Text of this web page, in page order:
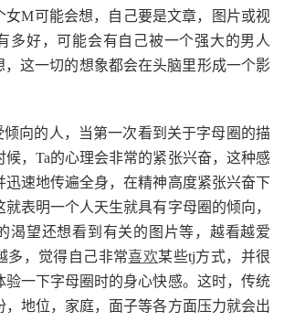
女M可能会想，自己要是文章，图片或视
多好，可能会有自己被一个强大的男人
，这一切的想象都会在头脑里形成一个影
倾向的人，当第一次看到关于字母圈的描
候，Ta的心理会非常的紧张兴奋，这种感
迅速地传遍全身，在精神高度紧张兴奋下
表明一个人天生就具有字母圈的倾向，
渴望还想看到有关的图片等，越看越爱
多，觉得自己非常喜欢某些tj方式，并很
验一下字母圈时的身心快感。这时，传统
，地位，家庭，面子等各方面压力就会出